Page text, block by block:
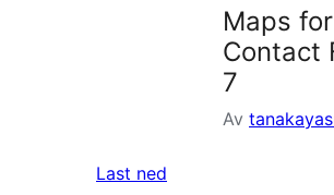
Maps for
Contact
7
Av
Last ned